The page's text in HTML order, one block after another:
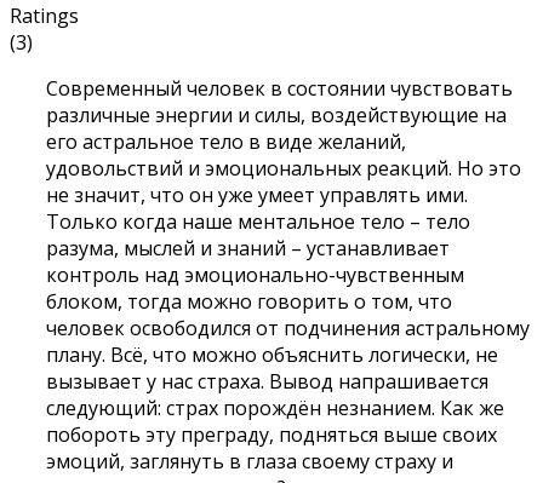
Ratings
(3)
Современный человек в состоянии чувствовать
различные энергии и силы, воздействующие на
его астральное тело в виде желаний,
удовольствий и эмоциональных реакций. Но это
не значит, что он уже умеет управлять ими.
Только когда наше ментальное тело – тело
разума, мыслей и знаний – устанавливает
контроль над эмоционально-чувственным
блоком, тогда можно говорить о том, что
человек освободился от подчинения астральному
плану. Всё, что можно объяснить логически, не
вызывает у нас страха. Вывод напрашивается
следующий: страх порождён незнанием. Как же
побороть эту преграду, подняться выше своих
эмоций, заглянуть в глаза своему страху и